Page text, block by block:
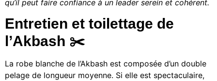
qu’il peut faire confiance à un leader serein et cohérent.
Entretien et toilettage de
l’Akbash ✂️
La robe blanche de l’Akbash est composée d’un double
pelage de longueur moyenne. Si elle est spectaculaire,